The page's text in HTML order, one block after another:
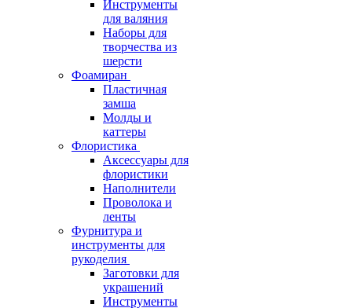
Инструменты
для валяния
Наборы для
творчества из
шерсти
Фоамиран
Пластичная
замша
Молды и
каттеры
Флористика
Аксессуары для
флористики
Наполнители
Проволока и
ленты
Фурнитура и
инструменты для
рукоделия
Заготовки для
украшений
Инструменты